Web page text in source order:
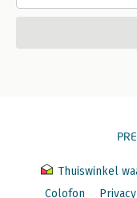
Thuiswinkel
Colofon
Privacy